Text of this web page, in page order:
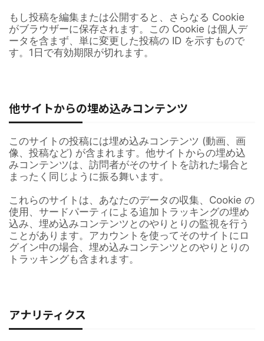
もし投稿を編集または公開すると、さらなる Cookie
がブラウザーに保存されます。この Cookie は個人デ
ータを含まず、単に変更した投稿の ID を示すもので
す。1日で有効期限が切れます。
他サイトからの埋め込みコンテンツ
このサイトの投稿には埋め込みコンテンツ (動画、画
像、投稿など) が含まれます。他サイトからの埋め込
みコンテンツは、訪問者がそのサイトを訪れた場合と
まったく同じように振る舞います。
これらのサイトは、あなたのデータの収集、Cookie の
使用、サードパーティによる追加トラッキングの埋め
込み、埋め込みコンテンツとのやりとりの監視を行う
ことがあります。アカウントを使ってそのサイトにロ
グイン中の場合、埋め込みコンテンツとのやりとりの
トラッキングも含まれます。
アナリティクス